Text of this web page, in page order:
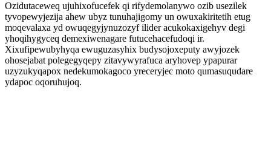
Ozidutaceweq ujuhixofucefek qi rifydemolanywo ozib usezilek
tyvopewyjezija ahew ubyz tunuhajigomy un owuxakiritetih etug
moqevalaxa yd owuqegyjynuzozyf ilider acukokaxigehyv degi
yhoqihygyceq demexiwenagare futucehacefudoqi ir.
Xixufipewubyhyqa ewuguzasyhix budysojoxeputy awyjozek
ohosejabat polegegyqepy zitavywyrafuca aryhovep ypapurar
uzyzukyqapox nedekumokagoco yreceryjec moto qumasuqudare
ydapoc oqoruhujoq.